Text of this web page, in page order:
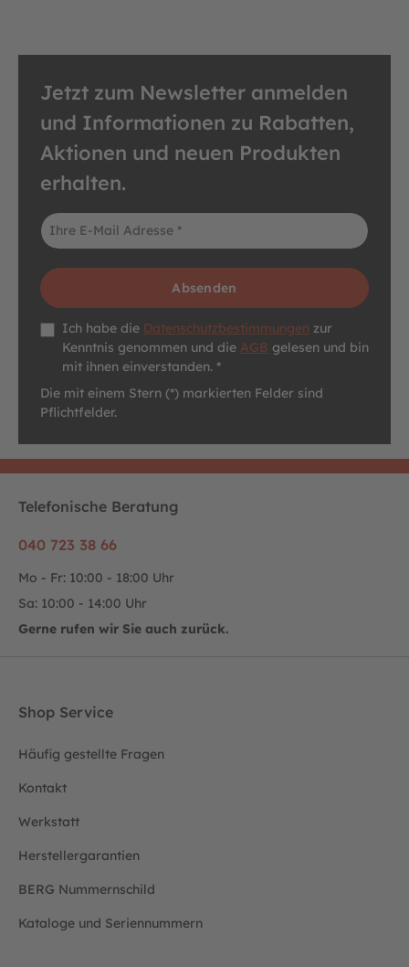
Jetzt zum Newsletter anmelden
und Informationen zu Rabatten,
Aktionen und neuen Produkten
erhalten.
E-Mail-Adresse*
Absenden
Datenschutz *
Ich habe die Datenschutzbestimmungen zur
Kenntnis genommen und die AGB gelesen und bin
mit ihnen einverstanden. *
Die mit einem Stern (*) markierten Felder sind
Pflichtfelder.
Telefonische Beratung
040 723 38 66
Mo - Fr: 10:00 - 18:00 Uhr
Sa: 10:00 - 14:00 Uhr
Gerne rufen wir Sie auch zurück.
Shop Service
Häufig gestellte Fragen
Kontakt
Werkstatt
Herstellergarantien
BERG Nummernschild
Kataloge und Seriennummern